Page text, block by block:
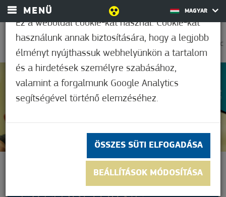
MENÜ MAGYAR
0
37,2°C
5 (2)
TÉRZENE PROGRAM -
BENEDEKFI ISTVÁN ÉS
Ez a weboldal cookie-kat használ. Cookie-kat
használunk annak biztosítására, hogy a legjobb
élményt nyújthassuk webhelyünkön a tartalom
és a hirdetések személyre szabásához,
valamint a forgalmunk Google Analytics
segítségével történő elemzéséhez.
ÖSSZES SÜTI ELFOGADÁSA
BEÁLLÍTÁSOK MÓDOSÍTÁSA